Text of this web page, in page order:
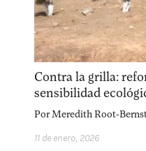
Contra la grilla:
sensibilidad
Por Meredith Root-
11 de enero, 2026
Explora la cultura
facebook
acerca